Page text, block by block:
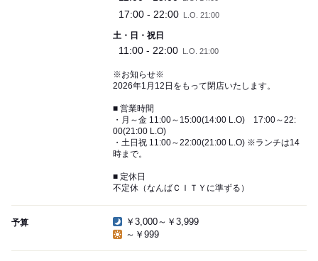
17:00 - 22:00 L.O. 21:00
土・日・祝日
11:00 - 22:00 L.O. 21:00
※お知らせ※
2026年1月12日をもって閉店いたします。
■ 営業時間
・月～金 11:00～15:00(14:00 L.O) 17:00～22:
00(21:00 L.O)
・土日祝 11:00～22:00(21:00 L.O) ※ランチは14
時まで。
■ 定休日
不定休（なんばＣＩＴＹに準ずる）
予算
￥3,000～￥3,999
～￥999